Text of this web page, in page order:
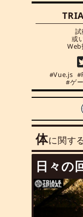
試
或
Web
Vue.js
ゲ
体に関す
日々の